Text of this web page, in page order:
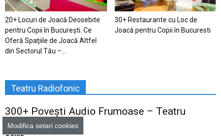
20+ Locuri de Joacă Deosebite
pentru Copii în Bucureşti. Ce
Oferă Spaţiile de Joacă Altfel
din Sectorul Tău –...
30+ Restaurante cu Loc de
Joacă pentru Copii în Bucuresti
Teatru Radiofonic
300+ Povești Audio Frumoase – Teatru
Radiofonic
Modifica setari cookies